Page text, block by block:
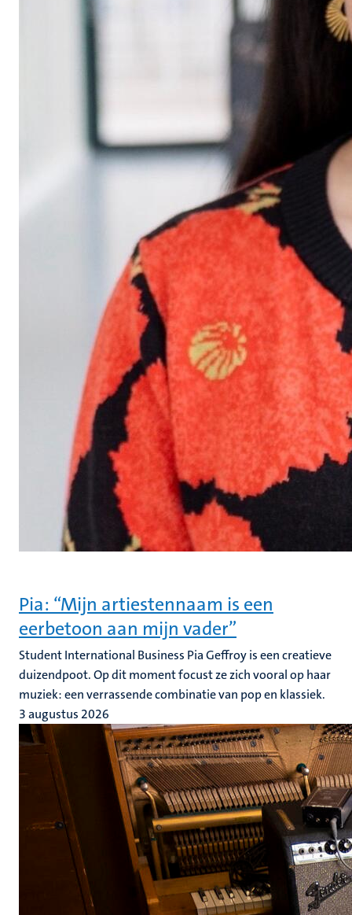
Pia: “Mijn artiestennaam is een
eerbetoon aan mijn vader”
Student International Business Pia Geffroy is een creatieve
duizendpoot. Op dit moment focust ze zich vooral op haar
muziek: een verrassende combinatie van pop en klassiek.
3 augustus 2026